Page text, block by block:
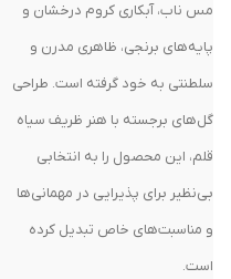
مس ناب، آبکاری کروم درخشان و
پایه‌های برنجی، ظاهری مدرن و
سلطنتی به خود گرفته است. طراحی
گل‌های برجسته با هنر ظریف سیاه
قلم، این محصول را به انتخابی
بی‌نظیر برای پذیرایی در مهمانی‌ها
و مناسبت‌های خاص تبدیل کرده
است.